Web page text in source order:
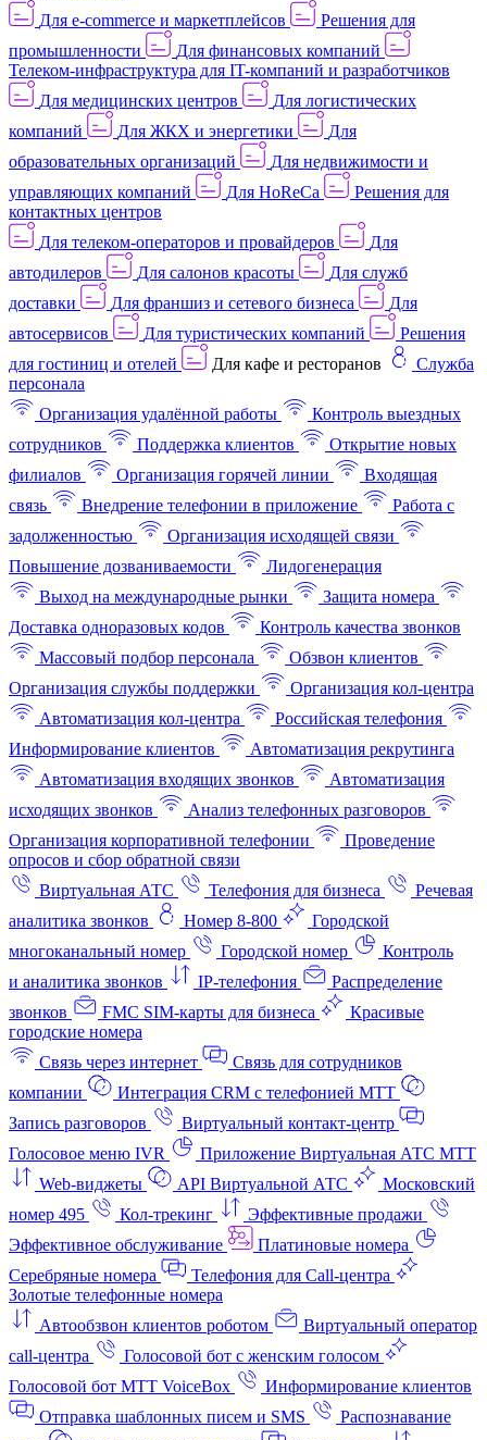
Для e-commerce и маркетплейсов
Решения для
промышленности
Для финансовых компаний
Телеком-инфраструктура для IT-компаний и разработчиков
Для медицинских центров
Для логистических
компаний
Для ЖКХ и энергетики
Для
образовательных организаций
Для недвижимости и
управляющих компаний
Для HoReCa
Решения для
контактных центров
Для телеком-операторов и провайдеров
Для
автодилеров
Для салонов красоты
Для служб
доставки
Для франшиз и сетевого бизнеса
Для
автосервисов
Для туристических компаний
Решения
для гостиниц и отелей
Для кафе и ресторанов
Служба
персонала
Организация удалённой работы
Контроль выездных
сотрудников
Поддержка клиентов
Открытие новых
филиалов
Организация горячей линии
Входящая
связь
Внедрение телефонии в приложение
Работа с
задолженностью
Организация исходящей связи
Повышение дозваниваемости
Лидогенерация
Выход на международные рынки
Защита номера
Доставка одноразовых кодов
Контроль качества звонков
Массовый подбор персонала
Обзвон клиентов
Организация службы поддержки
Организация кол-центра
Автоматизация кол-центра
Российская телефония
Информирование клиентов
Автоматизация рекрутинга
Автоматизация входящих звонков
Автоматизация
исходящих звонков
Анализ телефонных разговоров
Организация корпоративной телефонии
Проведение
опросов и сбор обратной связи
Виртуальная АТС
Телефония для бизнеса
Речевая
аналитика звонков
Номер 8-800
Городской
многоканальный номер
Городской номер
Контроль
и аналитика звонков
IP-телефония
Распределение
звонков
FMC SIM-карты для бизнеса
Красивые
городские номера
Связь через интернет
Связь для сотрудников
компании
Интеграция CRM с телефонией МТТ
Запись разговоров
Виртуальный контакт‑центр
Голосовое меню IVR
Приложение Виртуальная АТС МТТ
Web-виджеты
API Виртуальной АТС
Московский
номер 495
Кол-трекинг
Эффективные продажи
Эффективное обслуживание
Платиновые номера
Серебряные номера
Телефония для Call-центра
Золотые телефонные номера
Автообзвон клиентов роботом
Виртуальный оператор
call-центра
Голосовой бот с женским голосом
Голосовой бот МТТ VoiceBox
Информирование клиентов
Отправка шаблонных писем и SMS
Распознавание